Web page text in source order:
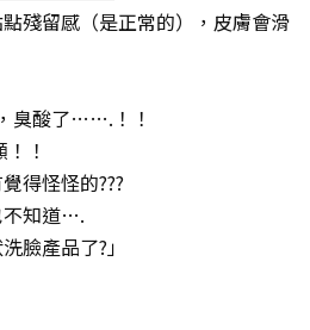
殘留感（是正常的），皮膚會滑
臭酸了…….！！
！
得怪怪的???
不知道….
臉產品了?」